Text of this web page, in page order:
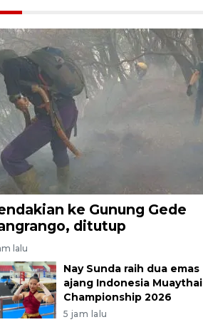
ke Gunung Gede
ditutup
lalu
Nay Sunda raih dua emas
ajang Indonesia Muaythai
Championship 2026
5 jam lalu